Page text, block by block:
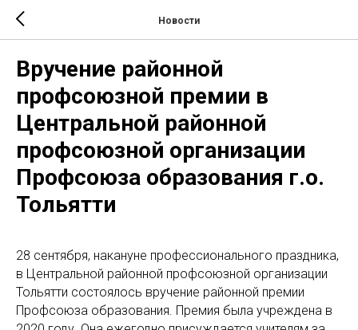
Новости
Вручение районной
профсоюзной премии в
Центральной районной
профсоюзной организации
Профсоюза образования г.о.
Тольятти
28 сентября, накануне профессионального праздника,
в Центральной районной профсоюзной организации
Тольятти состоялось вручение районной премии
Профсоюза образования. Премия была учреждена в